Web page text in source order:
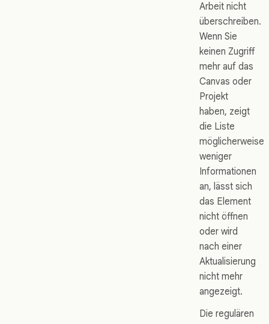
Arbeit nicht
überschreiben.
Wenn Sie
keinen Zugriff
mehr auf das
Canvas oder
Projekt
haben, zeigt
die Liste
möglicherweise
weniger
Informationen
an, lässt sich
das Element
nicht öffnen
oder wird
nach einer
Aktualisierung
nicht mehr
angezeigt.
Die regulären